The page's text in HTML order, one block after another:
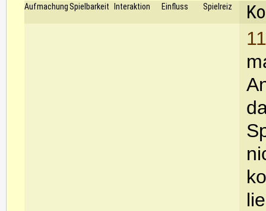
Aufmachung Spielbarkeit Interaktion Einfluss Spielreiz